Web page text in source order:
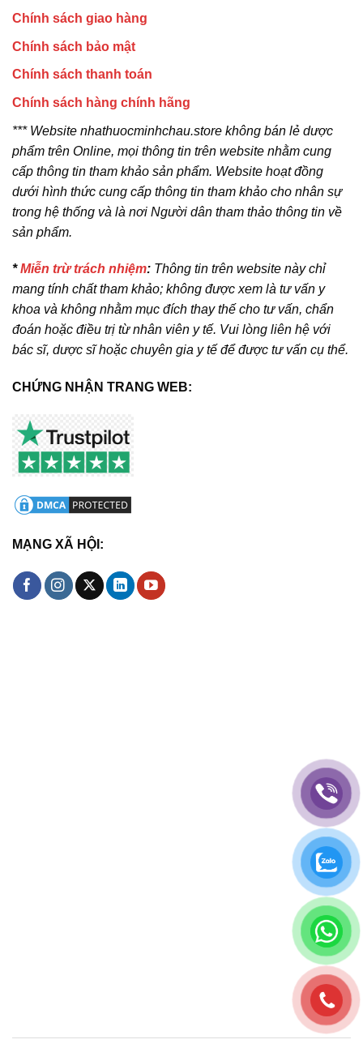
Chính sách giao hàng
Chính sách bảo mật
Chính sách thanh toán
Chính sách hàng chính hãng
*** Website nhathuocminhchau.store không bán lẻ dược
phẩm trên Online, mọi thông tin trên website nhằm cung
cấp thông tin tham khảo sản phẩm. Website hoạt đồng
dưới hình thức cung cấp thông tin tham khảo cho nhân sự
trong hệ thống và là nơi Người dân tham thảo thông tin về
sản phẩm.
*Miễn trừ trách nhiệm: Thông tin trên website này chỉ
mang tính chất tham khảo; không được xem là tư vấn y
khoa và không nhằm mục đích thay thế cho tư vấn, chẩn
đoán hoặc điều trị từ nhân viên y tế. Vui lòng liên hệ với
bác sĩ, dược sĩ hoặc chuyên gia y tế để được tư vấn cụ thể.
CHỨNG NHẬN TRANG WEB:
MẠNG XÃ HỘI: